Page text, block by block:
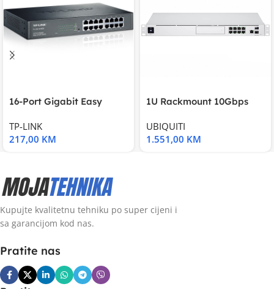
16-Port Gigabit Easy
TP-LINK
217,00 KM
1U Rackmount 10Gbps
UBIQUITI
1.551,00 KM
Kupujte kvalitetnu tehniku po super cijeni i
sa garancijom kod nas.
Pratite nas